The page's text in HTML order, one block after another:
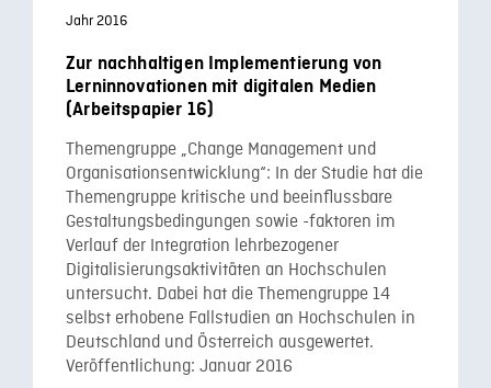
Jahr 2016
Zur nachhaltigen Implementierung von
Lerninnovationen mit digitalen Medien
(Arbeitspapier 16)
Themengruppe „Change Management und
Organisationsentwicklung“: In der Studie hat die
Themengruppe kritische und beeinflussbare
Gestaltungsbedingungen sowie -faktoren im
Verlauf der Integration lehrbezogener
Digitalisierungsaktivitäten an Hochschulen
untersucht. Dabei hat die Themengruppe 14
selbst erhobene Fallstudien an Hochschulen in
Deutschland und Österreich ausgewertet.
Veröffentlichung: Januar 2016